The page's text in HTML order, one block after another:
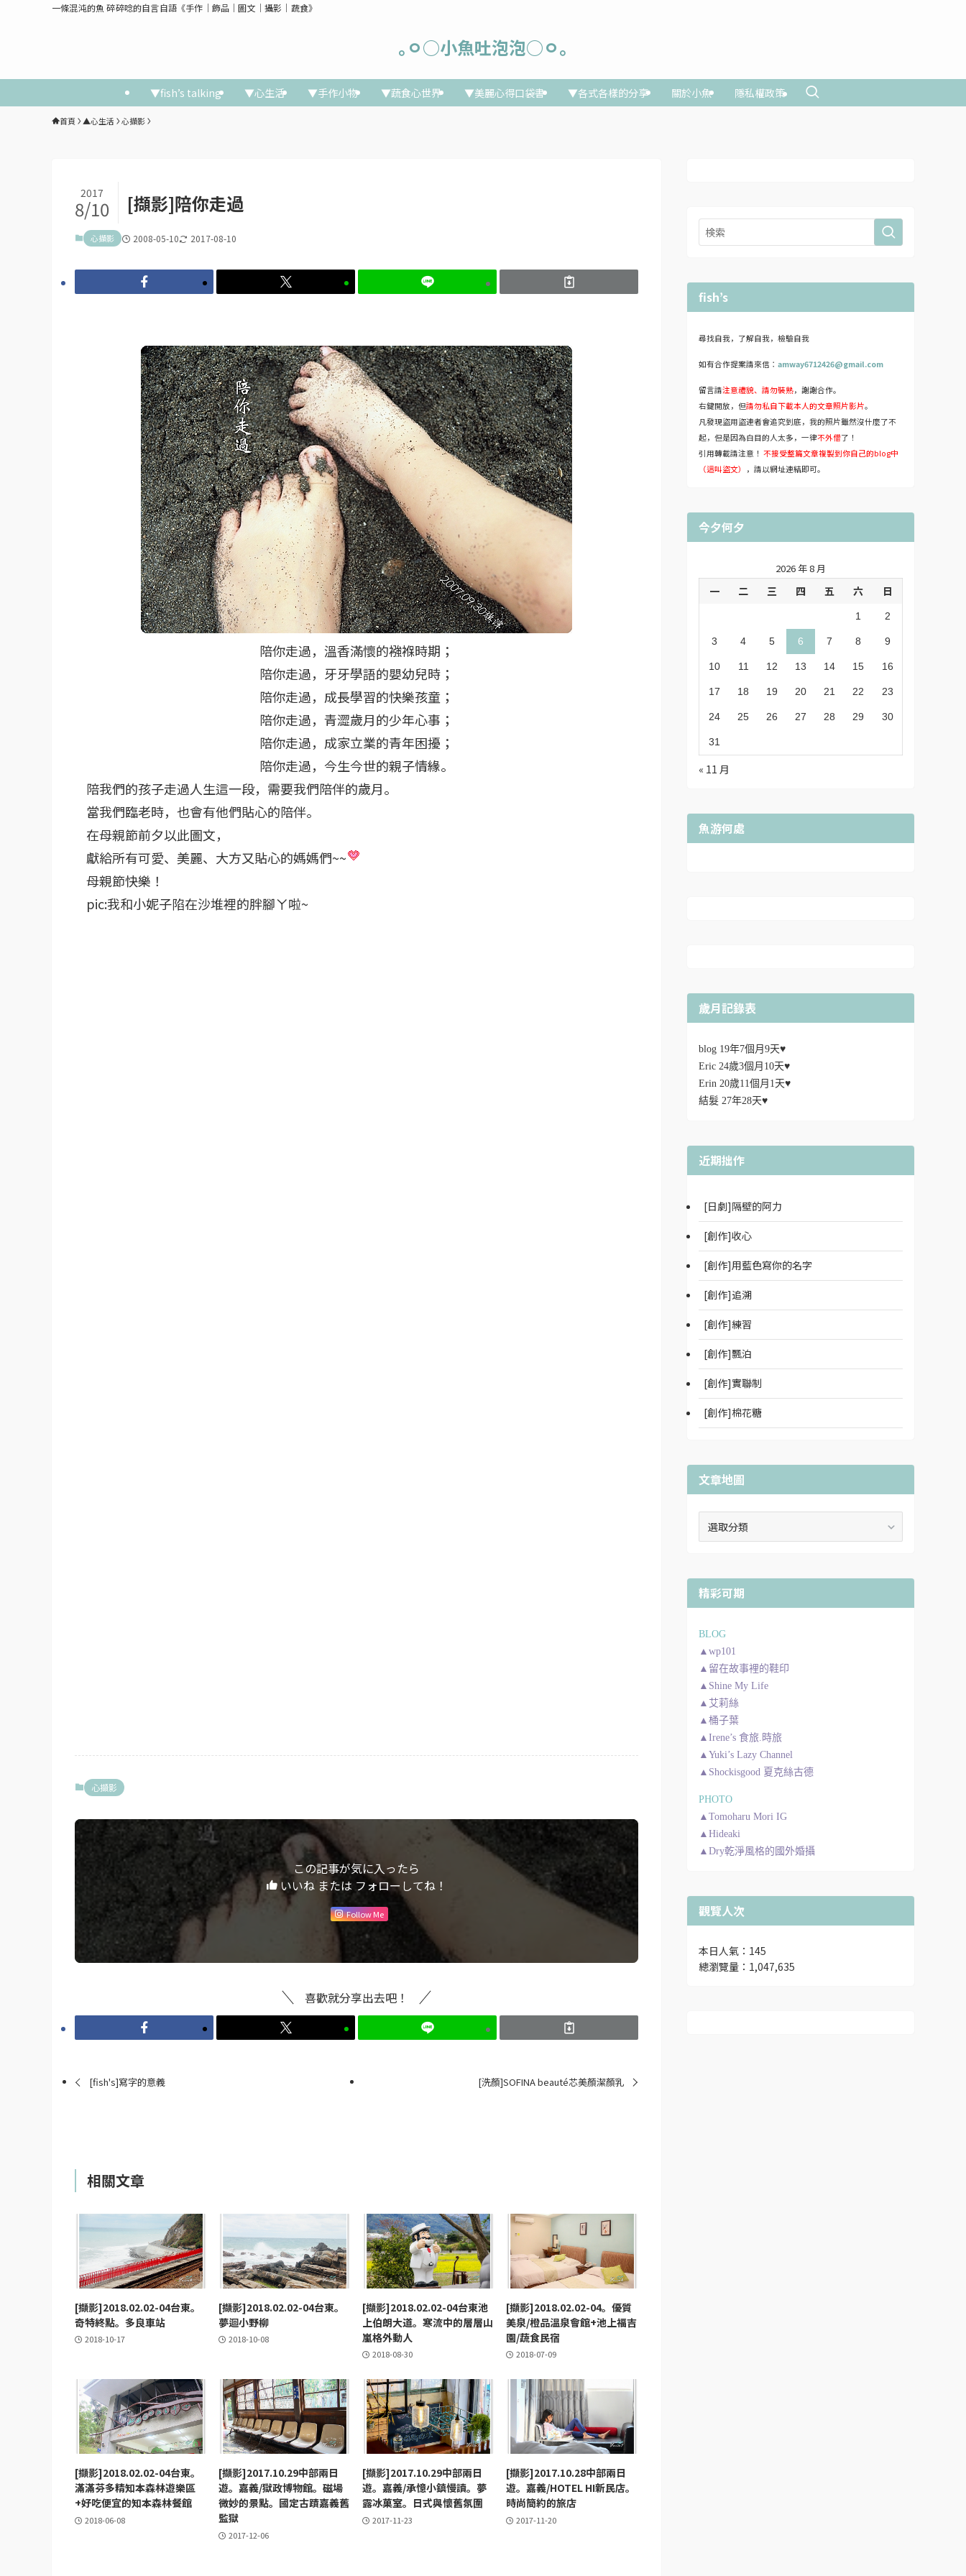
一條混沌的魚 碎碎唸的自言自語《手作│飾品│圖文│攝影│蔬食》
｡ㅇ○小魚吐泡泡○ㅇ｡
▼fish’s talking ▼心生活 ▼手作小物 ▼蔬食心世界 ▼美麗心得口袋書 ▼各式各樣的分享 關於小魚 隱私權政策
首頁 ▲心生活 心擷影
[擷影]陪你走過
2017
8/10
心擷影 2008-05-10 2017-08-10
陪你走過，溫香滿懷的襁褓時期；
陪你走過，牙牙學語的嬰幼兒時；
陪你走過，成長學習的快樂孩童；
陪你走過，青澀歲月的少年心事；
陪你走過，成家立業的青年困擾；
陪你走過，今生今世的親子情緣。
陪我們的孩子走過人生這一段，需要我們陪伴的歲月。
當我們臨老時，也會有他們貼心的陪伴。
在母親節前夕以此圖文，
獻給所有可愛、美麗、大方又貼心的媽媽們~~
母親節快樂！
pic:我和小妮子陷在沙堆裡的胖腳ㄚ啦~
心擷影
この記事が気に入ったら
いいね または フォローしてね！
Follow Me
喜歡就分享出去吧！
[fish's]寫字的意義 [洗顏]SOFINA beauté芯美顏潔顏乳
相關文章
[擷影]2018.02.02-04台東。
奇特終點。多良車站
2018-10-17
[擷影]2018.02.02-04台東。
夢迴小野柳
2018-10-08
[擷影]2018.02.02-04台東池
上伯朗大道。寒流中的層層山
嵐格外動人
2018-08-30
[擷影]2018.02.02-04。優質
美泉/橙品溫泉會館+池上福吉
園/蔬食民宿
2018-07-09
[擷影]2018.02.02-04台東。
滿滿芬多精知本森林遊樂區
+好吃便宜的知本森林餐館
2018-06-08
[擷影]2017.10.29中部兩日
遊。嘉義/獄政博物館。磁場
微妙的景點。國定古蹟嘉義舊
監獄
2017-12-06
[擷影]2017.10.29中部兩日
遊。嘉義/承憶小鎮慢讀。夢
露冰菓室。日式與懷舊氛圍
2017-11-23
[擷影]2017.10.28中部兩日
遊。嘉義/HOTEL HI新民店。
時尚簡約的旅店
2017-11-20
fish’s
尋找自我，了解自我，檢驗自我
如有合作提案請來信： amway6712426@gmail.com
留言請注意禮貌、請勿裝熟，謝謝合作。
右鍵開放，但請勿私自下載本人的文章照片影片。
凡發現盜用盜連者會追究到底，我的照片雖然沒什麼了不
起，但是因為白目的人太多，一律不外借了！
引用轉載請注意！ 不接受整篇文章複製到你自己的blog中
（這叫盜文）
，請以網址連結即可。
今夕何夕
2026 年 8 月
一 二 三 四 五 六 日
1 2
3 4 5 6 7 8 9
10 11 12 13 14 15 16
17 18 19 20 21 22 23
24 25 26 27 28 29 30
31
« 11 月
魚游何處
歲月記錄表
blog 19年7個月9天♥
Eric 24歲3個月10天♥
Erin 20歲11個月1天♥
結髮 27年28天♥
近期拙作
[日劇]隔壁的阿力
[創作]收心
[創作]用藍色寫你的名字
[創作]追溯
[創作]練習
[創作]飄泊
[創作]實聯制
[創作]棉花糖
文章地圖
精彩可期
BLOG
▲wp101
▲留在故事裡的鞋印
▲Shine My Life
▲艾莉絲
▲桶子葉
▲Irene’s 食旅.時旅
▲Yuki’s Lazy Channel
▲Shockisgood 夏克絲古德
PHOTO
▲Tomoharu Mori IG
▲Hideaki
▲Dry乾淨風格的國外婚攝
觀覽人次
本日人氣：145
總瀏覽量：1,047,635